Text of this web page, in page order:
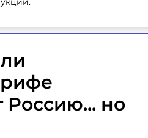
Россию... но